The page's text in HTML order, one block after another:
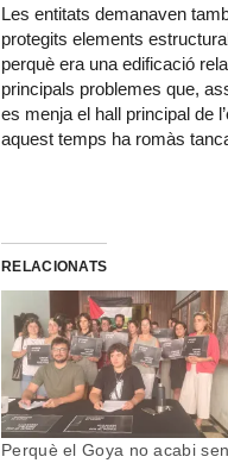
Les entitats demanaven
protegits elements
perquè era una edificació
principals problemes que,
es menja el hall principal de
aquest temps ha romàs
RELACIONATS
Perquè el Goya no acabi